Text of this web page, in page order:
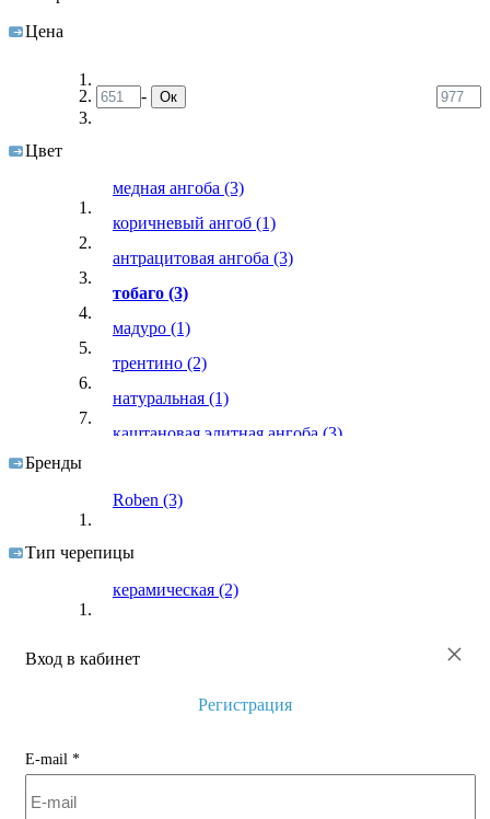
Цена
- Ок
Цвет
медная ангоба (3)
коричневый ангоб (1)
антрацитовая ангоба (3)
тобаго (3)
мадуро (1)
трентино (2)
натуральная (1)
каштановая элитная ангоба (3)
серый ангоб
Бренды
Roben (3)
Тип черепицы
керамическая (2)
×
Вход в кабинет
Регистрация
E-mail *